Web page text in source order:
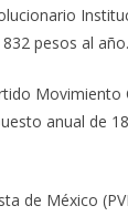
pesos al año.
Movimiento
anual de
de México